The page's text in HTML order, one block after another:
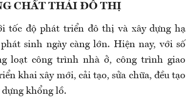
CHẤT THẢI ĐÔ THỊ
độ phát triển đô thị và xây dựng hạ
sinh ngày càng lớn. Hiện nay, với số
loạt công trình nhà ở, công trình giao
khai xây mới, cải tạo, sửa chữa, đều tạo
khổng lồ.